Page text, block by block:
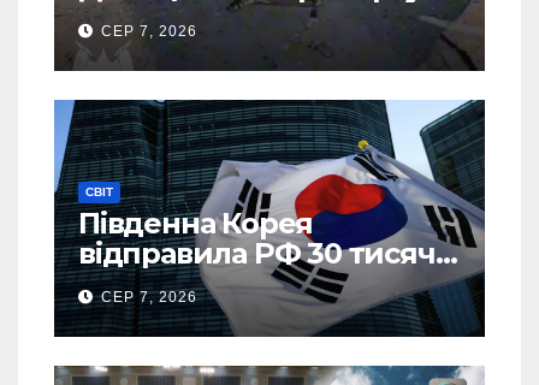
спалив “Шахед” ще до
запуску
СЕР 7, 2026
СВІТ
Південна Корея
відправила РФ 30 тисяч
тонн авіапалива
СЕР 7, 2026